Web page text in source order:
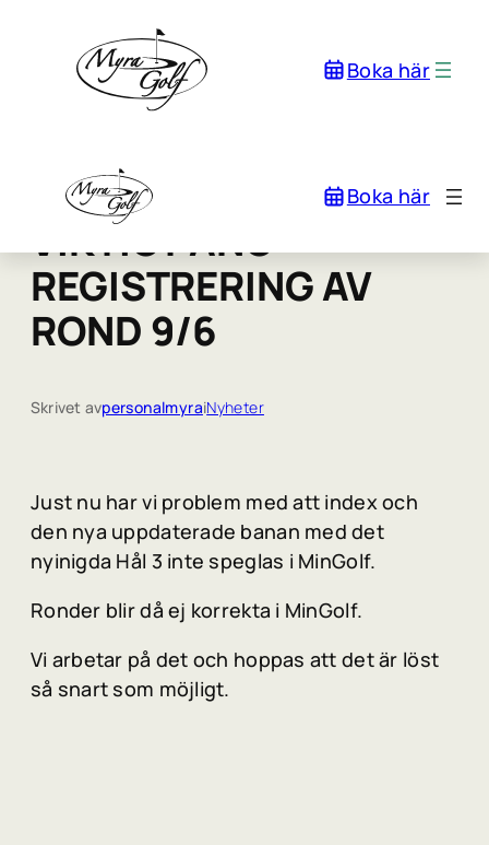
Boka här
Boka här
VIKTIGT ANG
REGISTRERING AV
ROND 9/6
Skrivet avpersonalmyraiNyheter
Just nu har vi problem med att index och
den nya uppdaterade banan med det
nyinigda Hål 3 inte speglas i MinGolf.
Ronder blir då ej korrekta i MinGolf.
Vi arbetar på det och hoppas att det är löst
så snart som möjligt.